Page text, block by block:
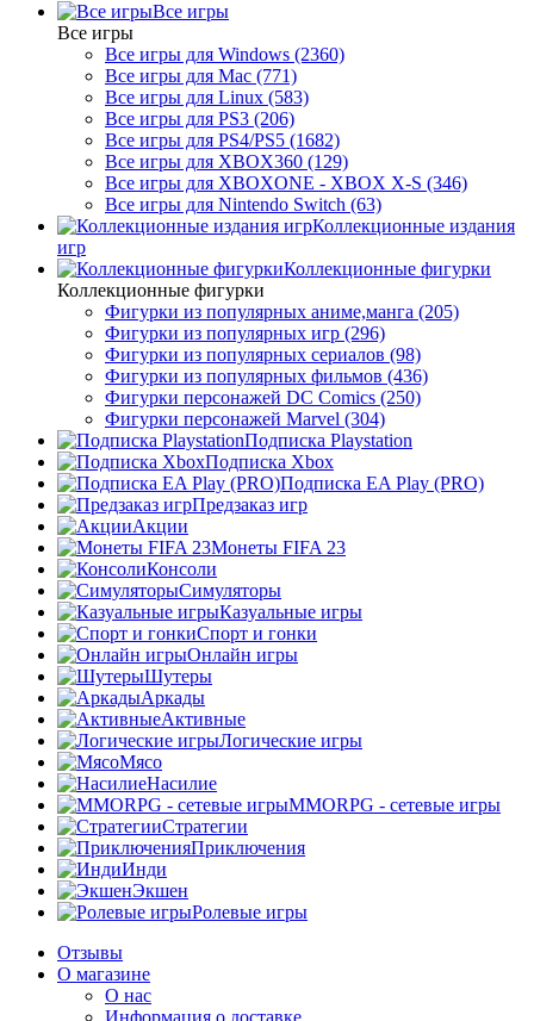
Все игры
Все игры
Все игры для Windows (2360)
Все игры для Mac (771)
Все игры для Linux (583)
Все игры для PS3 (206)
Все игры для PS4/PS5 (1682)
Все игры для XBOX360 (129)
Все игры для XBOXONE - XBOX X-S (346)
Все игры для Nintendo Switch (63)
Коллекционные издания
игр
Коллекционные фигурки
Коллекционные фигурки
Фигурки из популярных аниме,манга (205)
Фигурки из популярных игр (296)
Фигурки из популярных сериалов (98)
Фигурки из популярных фильмов (436)
Фигурки персонажей DC Comics (250)
Фигурки персонажей Marvel (304)
Подписка Playstation
Подписка Xbox
Подписка EA Play (PRO)
Предзаказ игр
Акции
Монеты FIFA 23
Консоли
Симуляторы
Казуальные игры
Спорт и гонки
Онлайн игры
Шутеры
Аркады
Активные
Логические игры
Мясо
Насилие
MMORPG - сетевые игры
Стратегии
Приключения
Инди
Экшен
Ролевые игры
Отзывы
О магазине
О нас
Информация о доставке